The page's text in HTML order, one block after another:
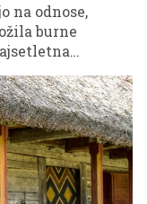
na odnose,
burne
prek zasebnih
prevaral.
za
da
ki bi sicer ostala